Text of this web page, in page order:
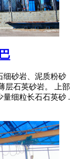
细砂岩、泥质粉砂
层石英砂岩。 上部
细粒长石石英砂 .